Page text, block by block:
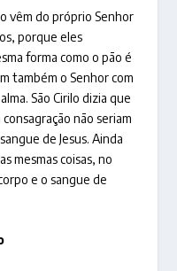
vêm do próprio Senhor
porque eles
forma como o pão é
também o Senhor com
São Cirilo dizia que
não seriam
de Jesus. Ainda
mesmas coisas, no
e o sangue de